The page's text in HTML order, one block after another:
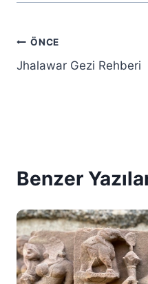
Yazı
gezinmesi
ÖNCE
Jhalawar Gezi Rehberi
Benzer